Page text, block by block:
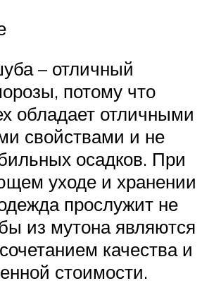
– отличный
потому что
обладает отличными
свойствами и не
осадков. При
уходе и хранении
прослужит не
из мутона являются
качества и
стоимости.